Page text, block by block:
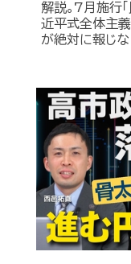
解説｡7月施行｢
近平式全体主
が絶対に報じ